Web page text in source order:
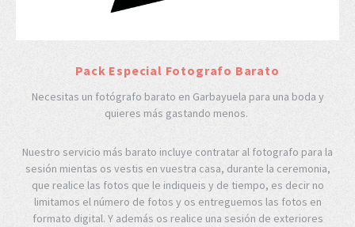
Pack Especial Fotografo Barato
Necesitas un fotógrafo barato en Garbayuela para una boda y
quieres más gastando menos.
Nuestro servicio más barato incluye contratar al fotografo para la
sesión mientas os vestis en vuestra casa, durante la ceremonia,
que realice las fotos que le indiqueis y de tiempo, es decir no
limitamos el número de fotos y os entreguemos las fotos en
formato digital. Y además os realice una sesión de exteriores